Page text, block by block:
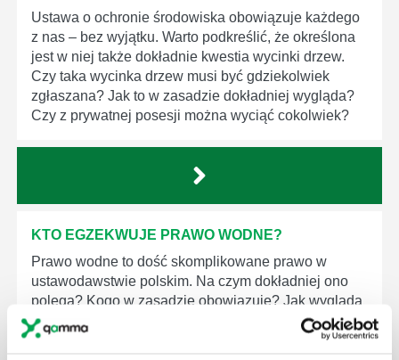
Ustawa o ochronie środowiska obowiązuje każdego
z nas – bez wyjątku. Warto podkreślić, że określona
jest w niej także dokładnie kwestia wycinki drzew.
Czy taka wycinka drzew musi być gdziekolwiek
zgłaszana? Jak to w zasadzie dokładniej wygląda?
Czy z prywatnej posesji można wyciąć cokolwiek?
KTO EGZEKWUJE PRAWO WODNE?
Prawo wodne to dość skomplikowane prawo w
ustawodawstwie polskim. Na czym dokładniej ono
polega? Kogo w zasadzie obowiązuje? Jak wygląda
egzekwowanie prawa wodnego? Na te pytania
odpowiemy pokrótce poniżej.